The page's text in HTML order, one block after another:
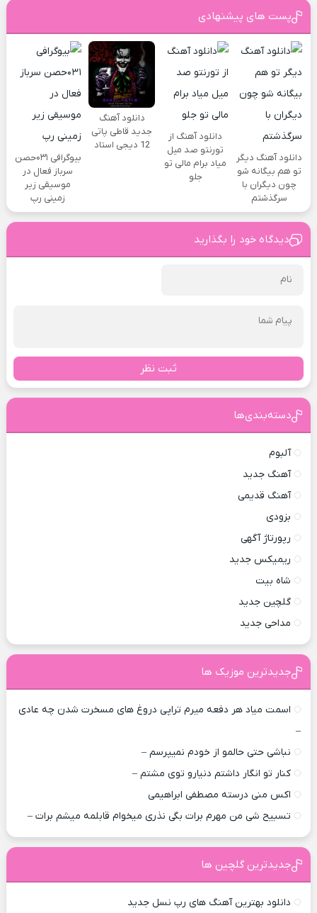
پست های پیشنهادی
دانلود آهنگ دیگر
تو هم بیگانه شو
چون دیگران با
سرگذشتم
دانلود آهنگ از
تورنتو صد میل
میاد برام مالی تو
جلو
دانلود آهنگ
جدید قاطی پاتی
12 دیجی استاد
بیوگرافی ۰۳۱حصن
سرباز فعال در
موسیقی زیر
زمینی رپ
دیدگاه خود را بگذارید
ثبت نظر
دسته‌بندی‌ها
آلبوم
آهنگ جدید
آهنگ قدیمی
بزودی
رپورتاژ آگهی
ریمیکس جدید
شاه بیت
گلچین جدید
مداحی جدید
جدیدترین موزیک ها
اسمت میاد هر دفعه میرم تراپی دروغ‌ های مسخرت شدن چه عادی
–
نباشی حتی حالمو از خودم نمیپرسم –
کنار تو انگار داشتم دنیارو توی مشتم –
اکس منی درسته مصطفی ابراهیمی
تسبیح شی من مهرم برات بگی نذری میخوام قابلمه میشم برات –
جدیدترین گلچین ها
دانلود بهترین آهنگ های رپ نسل جدید